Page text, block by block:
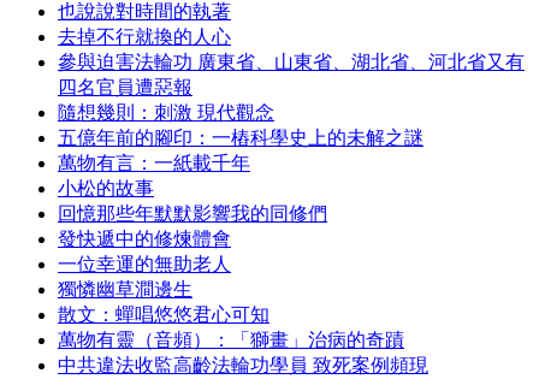
也說說對時間的執著
去掉不行就換的人心
參與迫害法輪功 廣東省、山東省、湖北省、河北省又有
四名官員遭惡報
隨想幾則：刺激 現代觀念
五億年前的腳印：一樁科學史上的未解之謎
萬物有言：一紙載千年
小松的故事
回憶那些年默默影響我的同修們
發快遞中的修煉體會
一位幸運的無助老人
獨憐幽草澗邊生
散文：蟬唱悠悠君心可知
萬物有靈（音頻）：「獅畫」治病的奇蹟
中共違法收監高齡法輪功學員 致死案例頻現